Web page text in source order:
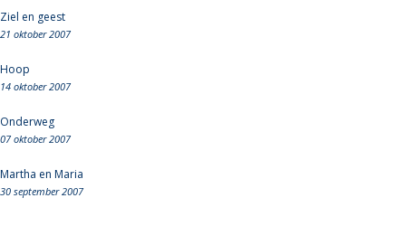
Ziel en geest
21 oktober 2007
Hoop
14 oktober 2007
Onderweg
07 oktober 2007
Martha en Maria
30 september 2007